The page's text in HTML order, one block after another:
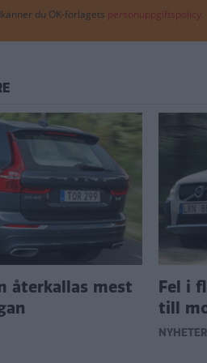
du OK-förlagets personuppgiftspolicy.
återkallas mest
Fel i
till
NYHETER